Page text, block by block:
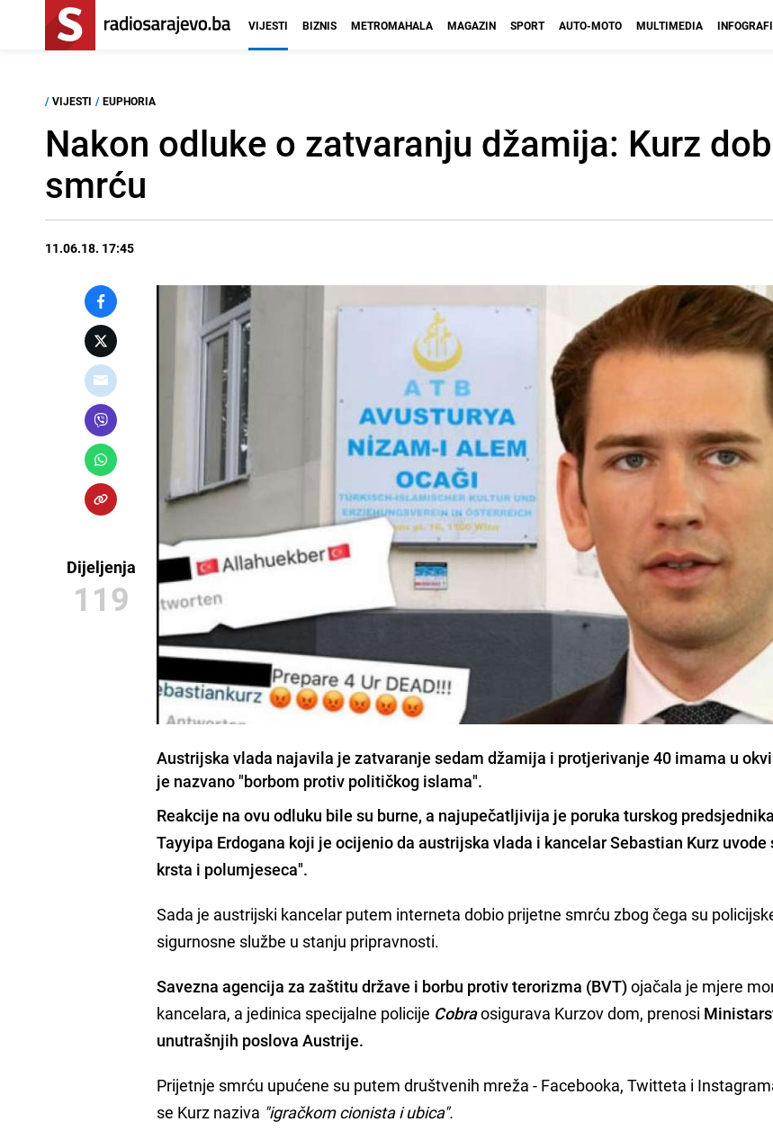
VIJESTI BIZNIS METROMAHALA MAGAZIN SPORT AUTO-MOTO MULTIMEDIA
/ VIJESTI / EUPHORIA
Nakon odluke o zatvaranju džamija: Kurz
smrću
11.06.18. 17:45
Dijeljenja
119
Austrijska vlada najavila je zatvaranje sedam džamija i protjerivanje 40 imama u
je nazvano "borbom protiv političkog islama".
Reakcije na ovu odluku bile su burne, a najupečatljivija je poruka turskog predsjednika
Tayyipa Erdogana koji je ocijenio da austrijska vlada i kancelarSebastian Kurz uvode
krsta i polumjeseca".
Sada je austrijski kancelar putem interneta dobio prijetne smrću zbog čega su
sigurnosne službe u stanju pripravnosti.
Savezna agencija za zaštitu države i borbu protiv terorizma (BVT)ojačala je mjere
kancelara, a jedinica specijalne policije Cobraosigurava Kurzov dom, prenosi
unutrašnjih poslova Austrije.
Prijetnje smrću upućene su putem društvenih mreža - Facebooka, Twitteta i
se Kurz naziva "igračkom cionista i ubica".